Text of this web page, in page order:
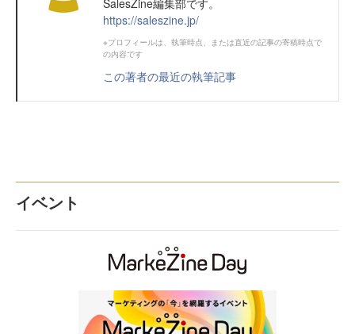
https://saleszine.jp/
※プロフィールは、執筆時点、または直近の記事の寄稿時点で
の内容です
この著者の最近の執筆記事
イベント